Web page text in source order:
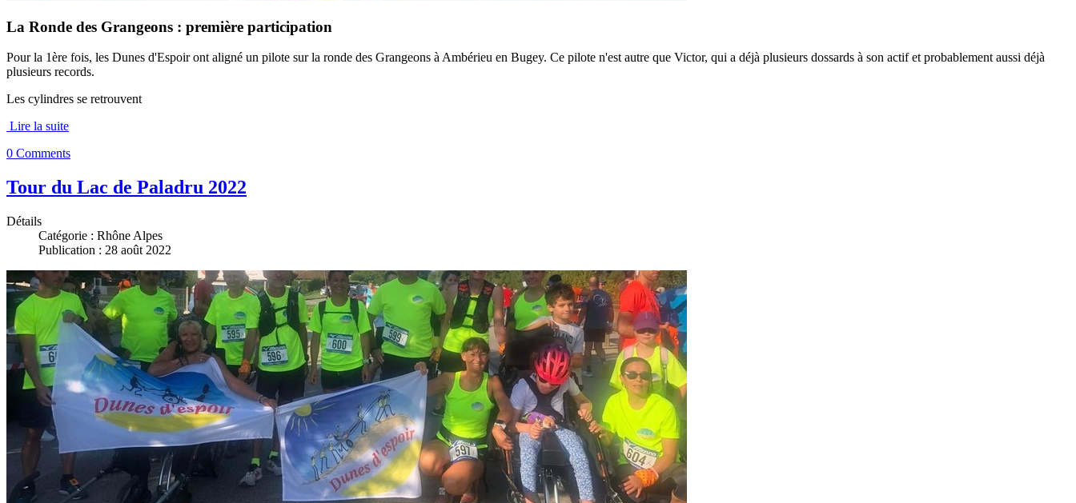
La Ronde des Grangeons : première participation
Pour la 1ère fois, les Dunes d'Espoir ont aligné un pilote sur la ronde des Grangeons à Ambérieu en Bugey. Ce pilote n'est autre que Victor, qui a déjà plusieurs dossards à son actif et probablement aussi déjà
plusieurs records.
Les cylindres se retrouvent
Lire la suite
0 Comments
Tour du Lac de Paladru 2022
Détails
Catégorie : Rhône Alpes
Publication : 28 août 2022